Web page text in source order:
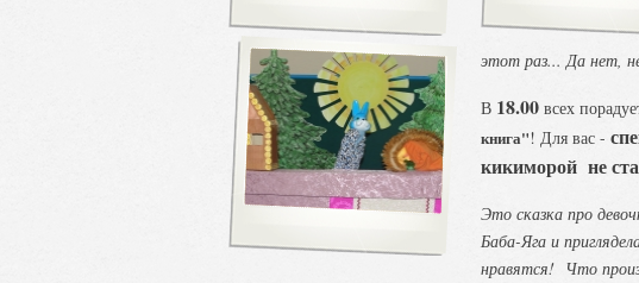
этот раз... Да нет,
В 18.00 всех
книга"! Для вас -
кикиморой не
Это сказка про
Баба-Яга и
нравятся! Что